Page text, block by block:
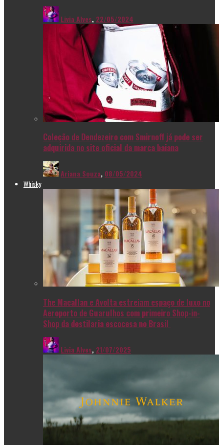
Livia Alves, 22/05/2024
Coleção de Dendezeiro com Smirnoff já pode ser
adquirida no site oficial da marca baiana
Ariana Souza, 08/05/2024
Whisky
The Macallan e Avolta estreiam espaço de luxo no
Aeroporto de Guarulhos com primeiro Shop-in-
Shop da destilaria escocesa no Brasil
Livia Alves, 21/07/2025